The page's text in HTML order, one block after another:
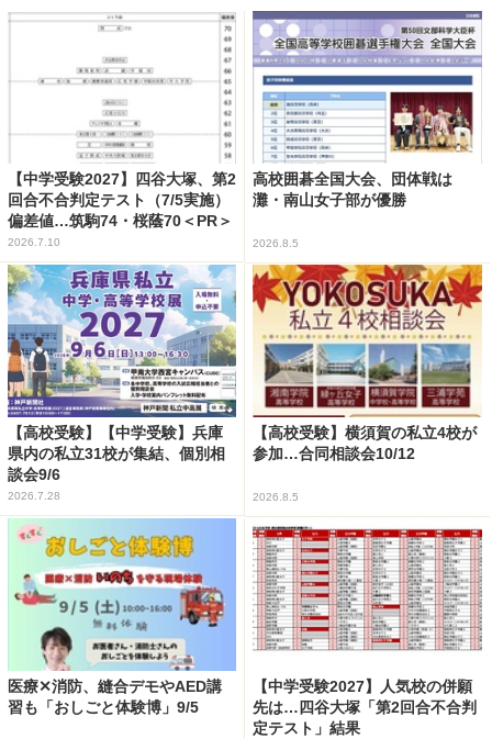
【中学受験2027】四谷大塚、第2
回合不合判定テスト（7/5実施）
偏差値…筑駒74・桜蔭70＜PR＞
2026.7.10
高校囲碁全国大会、団体戦は
灘・南山女子部が優勝
2026.8.5
【高校受験】【中学受験】兵庫
県内の私立31校が集結、個別相
談会9/6
2026.7.28
【高校受験】横須賀の私立4校が
参加…合同相談会10/12
2026.8.5
医療✕消防、縫合デモやAED講
習も「おしごと体験博」9/5
【中学受験2027】人気校の併願
先は…四谷大塚「第2回合不合判
定テスト」結果